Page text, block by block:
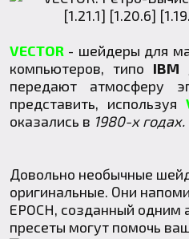
VECTOR - шейдеры для
компьютеров, типо
передают атмосферу
представить, используя
оказались в 1980-х годах.
Довольно необычные
оригинальные. Они
EPOCH, созданный
пресеты могут помочь